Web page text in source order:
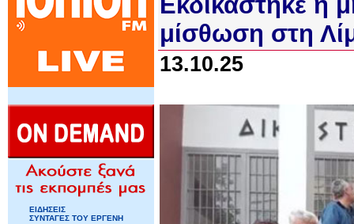
ΕΙΔΗΣΕΙΣ
ΣΥΝΤΑΓΕΣ ΤΟΥ ΕΡΓΕΝΗ
μίσθωση στη
13.10.25